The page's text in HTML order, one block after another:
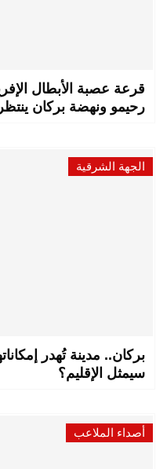
قرعة عصبة الأبطال
رحيمو ونهضة بركان
الجهة الشرقية
بركان.. مدينة تُهدر
سيمثل الإقليم؟
أصداء الملاعب